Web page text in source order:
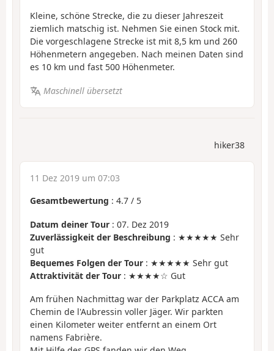
Kleine, schöne Strecke, die zu dieser Jahreszeit
ziemlich matschig ist. Nehmen Sie einen Stock mit.
Die vorgeschlagene Strecke ist mit 8,5 km und 260
Höhenmetern angegeben. Nach meinen Daten sind
es 10 km und fast 500 Höhenmeter.
Maschinell übersetzt
hiker38
11 Dez 2019 um 07:03
Gesamtbewertung : 4.7 / 5
Datum deiner Tour : 07. Dez 2019
Zuverlässigkeit der Beschreibung : ★★★★★ Sehr
gut
Bequemes Folgen der Tour : ★★★★★ Sehr gut
Attraktivität der Tour : ★★★★☆ Gut
Am frühen Nachmittag war der Parkplatz ACCA am
Chemin de l'Aubressin voller Jäger. Wir parkten
einen Kilometer weiter entfernt an einem Ort
namens Fabrière.